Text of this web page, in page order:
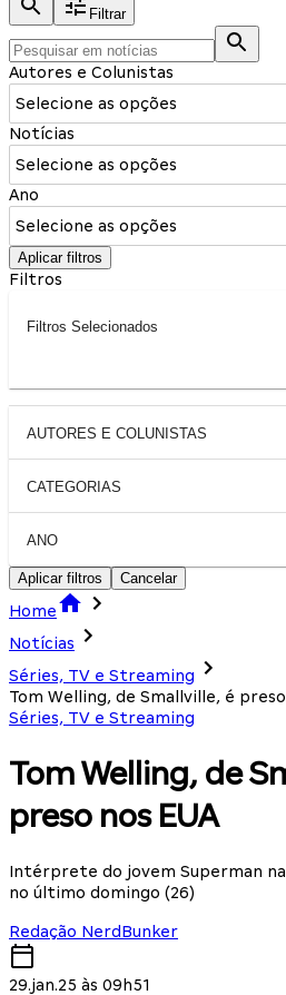
Filtrar
Autores e Colunistas
Selecione as opções
Notícias
Selecione as opções
Ano
Selecione as opções
Aplicar filtros
Filtros
Filtros Selecionados
AUTORES E COLUNISTAS
CATEGORIAS
ANO
Aplicar filtros Cancelar
Home
Notícias
Séries, TV e Streaming
Tom Welling, de Smallville, é preso
Séries, TV e Streaming
Tom Welling, de
preso nos EUA
Intérprete do jovem Superman
no último domingo (26)
Redação NerdBunker
29.jan.25 às 09h51